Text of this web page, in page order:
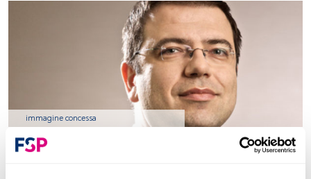
immagine concessa